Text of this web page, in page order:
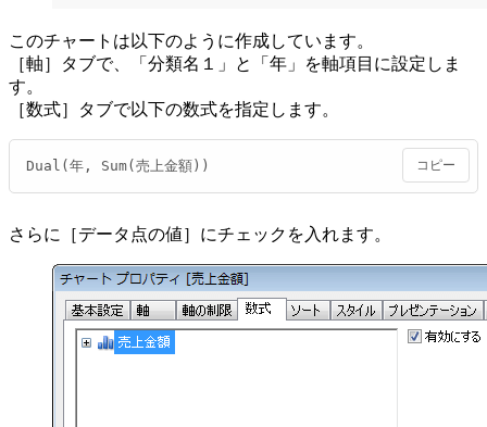
このチャートは以下のように作成しています。
［軸］タブで、「分類名１」と「年」を軸項目に設定しま
す。
［数式］タブで以下の数式を指定します。
Dual(年, Sum(売上金額)) コピー
さらに［データ点の値］にチェックを入れます。